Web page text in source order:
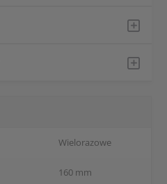
Wielorazowe
160 mm